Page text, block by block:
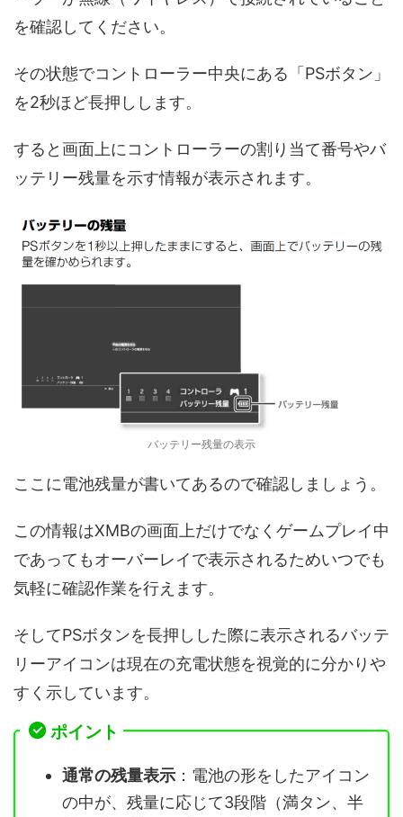
を確認してください。
その状態でコントローラー中央にある「PSボタン」
を2秒ほど長押しします。
すると画面上にコントローラーの割り当て番号やバ
ッテリー残量を示す情報が表示されます。
バッテリー残量の表示
ここに電池残量が書いてあるので確認しましょう。
この情報はXMBの画面上だけでなくゲームプレイ中
であってもオーバーレイで表示されるためいつでも
気軽に確認作業を行えます。
そしてPSボタンを長押しした際に表示されるバッテ
リーアイコンは現在の充電状態を視覚的に分かりや
すく示しています。
ポイント
通常の残量表示 ：電池の形をしたアイコン
の中が、残量に応じて3段階（満タン、半